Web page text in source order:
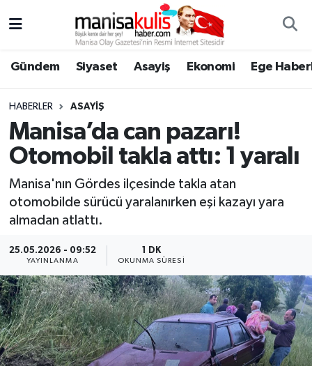
Gündem Siyaset Asayiş Ekonomi Ege
HABERLER ASAYIŞ
Manisa’da can pazarı!
Otomobil takla attı: 1 yaralı
Manisa'nın Gördes ilçesinde takla atan
otomobilde sürücü yaralanırken eşi kazayı yara
almadan atlattı.
25.05.2026 - 09:52
YAYINLANMA
1 DK
OKUNMA SÜRESI
Ege Haberleri
Ekonomi
Genel
Gündem
Siyaset
Spor
Türkiye
Yunusemre Hava Durumu
Yunusemre Trafik Yoğunluk Haritası
Süper Lig Puan Durumu ve Fikstür
Tüm Manşetler
Haber Arşivi